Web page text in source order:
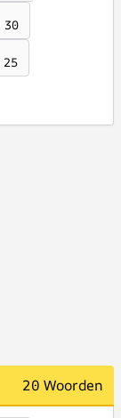
30
25
20 Woorden